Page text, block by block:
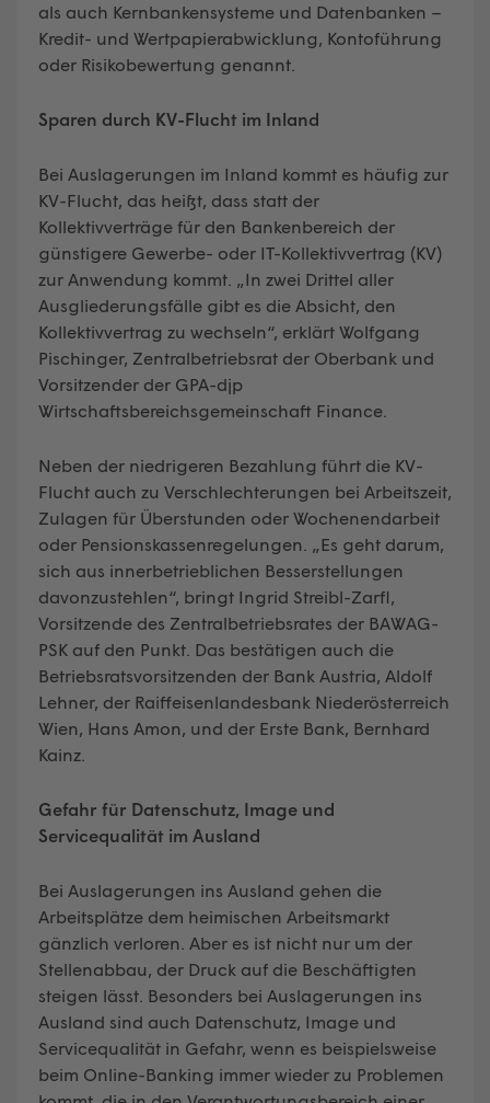
als auch Kernbankensysteme und Datenbanken –
Kredit- und Wertpapierabwicklung, Kontoführung
oder Risikobewertung genannt.
Sparen durch KV-Flucht im Inland
Bei Auslagerungen im Inland kommt es häufig zur
KV-Flucht, das heißt, dass statt der
Kollektivverträge für den Bankenbereich der
günstigere Gewerbe- oder IT-Kollektivvertrag (KV)
zur Anwendung kommt. „In zwei Drittel aller
Ausgliederungsfälle gibt es die Absicht, den
Kollektivvertrag zu wechseln“, erklärt Wolfgang
Pischinger, Zentralbetriebsrat der Oberbank und
Vorsitzender der GPA-djp
Wirtschaftsbereichsgemeinschaft Finance.
Neben der niedrigeren Bezahlung führt die KV-
Flucht auch zu Verschlechterungen bei Arbeitszeit,
Zulagen für Überstunden oder Wochenendarbeit
oder Pensionskassenregelungen. „Es geht darum,
sich aus innerbetrieblichen Besserstellungen
davonzustehlen“, bringt Ingrid Streibl-Zarfl,
Vorsitzende des Zentralbetriebsrates der BAWAG-
PSK auf den Punkt. Das bestätigen auch die
Betriebsratsvorsitzenden der Bank Austria, Aldolf
Lehner, der Raiffeisenlandesbank Niederösterreich
Wien, Hans Amon, und der Erste Bank, Bernhard
Kainz.
Gefahr für Datenschutz, Image und
Servicequalität im Ausland
Bei Auslagerungen ins Ausland gehen die
Arbeitsplätze dem heimischen Arbeitsmarkt
gänzlich verloren. Aber es ist nicht nur um der
Stellenabbau, der Druck auf die Beschäftigten
steigen lässt. Besonders bei Auslagerungen ins
Ausland sind auch Datenschutz, Image und
Servicequalität in Gefahr, wenn es beispielsweise
beim Online-Banking immer wieder zu Problemen